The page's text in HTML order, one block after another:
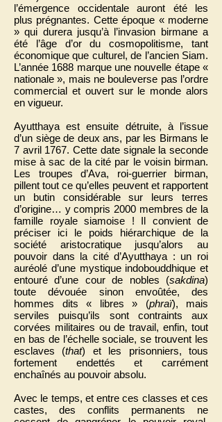
l’émergence occidentale auront été les
plus prégnantes. Cette époque « moderne
» qui durera jusqu’à l’invasion birmane a
été l’âge d’or du cosmopolitisme, tant
économique que culturel, de l’ancien Siam.
L’année 1688 marque une nouvelle étape «
nationale », mais ne bouleverse pas l’ordre
commercial et ouvert sur le monde alors
en vigueur.
Ayutthaya est ensuite détruite, à l’issue
d’un siège de deux ans, par les Birmans le
7 avril 1767. Cette date signale la seconde
mise à sac de la cité par le voisin birman.
Les troupes d’Ava, roi-guerrier birman,
pillent tout ce qu’elles peuvent et rapportent
un butin considérable sur leurs terres
d’origine… y compris 2000 membres de la
famille royale siamoise ! Il convient de
préciser ici le poids hiérarchique de la
société aristocratique jusqu’alors au
pouvoir dans la cité d’Ayutthaya : un roi
auréolé d’une mystique indobouddhique et
entouré d’une cour de nobles (sakdina)
toute dévouée sinon envoûtée, des
hommes dits « libres » (phraï), mais
serviles puisqu’ils sont contraints aux
corvées militaires ou de travail, enfin, tout
en bas de l’échelle sociale, se trouvent les
esclaves (that) et les prisonniers, tous
fortement endettés et carrément
enchaînés au pouvoir absolu.
Avec le temps, et entre ces classes et ces
castes, des conflits permanents ne